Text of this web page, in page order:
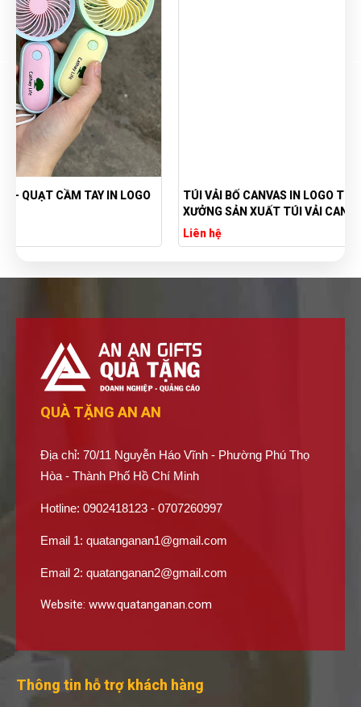
TÚI VẢI BỐ CANVAS IN LOGO THEO YÊU CẦU GIÁ RẺ -
XƯỞNG SẢN XUẤT TÚI VẢI CANVAS
QUÀ TẶNG AN AN
Địa chỉ: 70/11 Nguyễn Háo Vĩnh - Phường Phú Thọ
Hòa - Thành Phố Hồ Chí Minh
Hotline: 0902418123 - 0707260997
Email 1: quatanganan1@gmail.com
Email 2: quatanganan2@gmail.com
Website: www.quatanganan.com
Thông tin hỗ trợ khách hàng